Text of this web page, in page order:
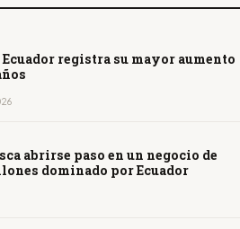
registra su mayor aumento
abrirse paso en un negocio de
dominado por Ecuador